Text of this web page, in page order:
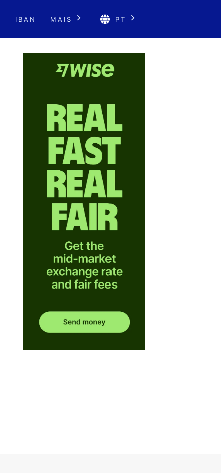
IBAN MAIS PT